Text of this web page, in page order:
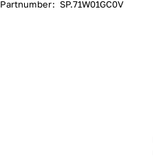
Partnumber: SP.71W01GC0V